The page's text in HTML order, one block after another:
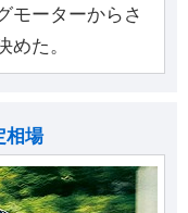
モーターからさ
めた。
相場